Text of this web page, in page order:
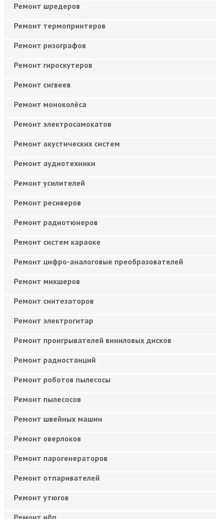
Ремонт шредеров
Ремонт термопринтеров
Ремонт ризографов
Ремонт гироскутеров
Ремонт сигвеев
Ремонт моноколёса
Ремонт электросамокатов
Ремонт акустических систем
Ремонт аудиотехники
Ремонт усилителей
Ремонт ресиверов
Ремонт радиотюнеров
Ремонт систем караоке
Ремонт цифро-аналоговые преобразователей
Ремонт микшеров
Ремонт синтезаторов
Ремонт электрогитар
Ремонт проигрывателей виниловых дисков
Ремонт радиостанций
Ремонт роботов пылесосы
Ремонт пылесосов
Ремонт швейных машин
Ремонт оверлоков
Ремонт парогенераторов
Ремонт отпаривателей
Ремонт утюгов
Ремонт ибп